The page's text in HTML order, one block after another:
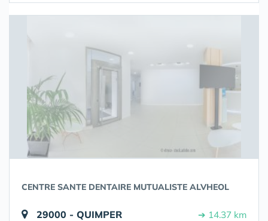
CENTRE SANTE DENTAIRE MUTUALISTE ALVHEOL
29000 - QUIMPER ➔ 14.37 km